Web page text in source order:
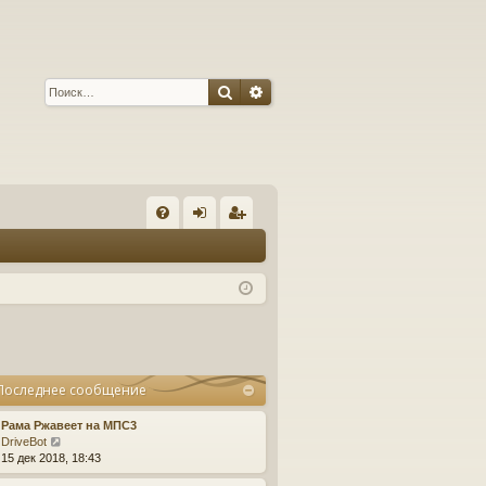
ПоискРасширенный поиск
Q д ис
ия
сообщение
Рама Ржавеет на МПС3
DriveBot
е
р
15 дек 2018, 18:43